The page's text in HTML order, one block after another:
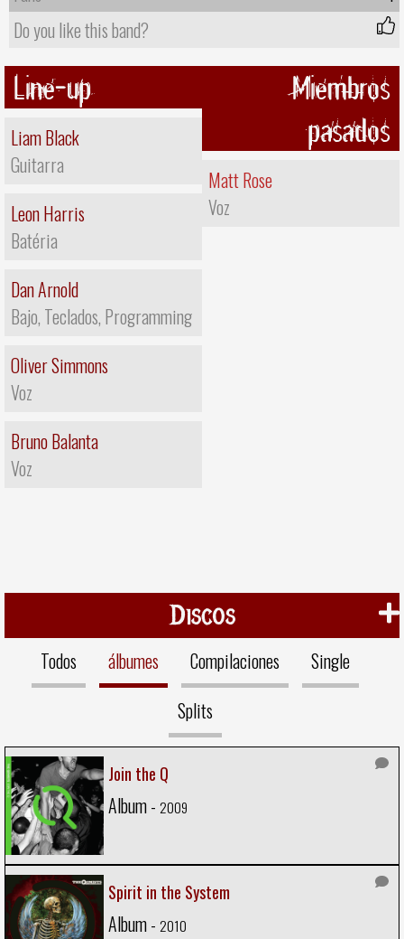
Do you like this band?
Line-up
Liam Black
Guitarra
Leon Harris
Batéria
Dan Arnold
Bajo, Teclados, Programming
Oliver Simmons
Voz
Bruno Balanta
Voz
Miembros
pasados
Matt Rose
Voz
Discos
Todos álbumes Compilaciones
Single
Splits
Join the Q
Album - 2009
Spirit in the System
Album - 2010